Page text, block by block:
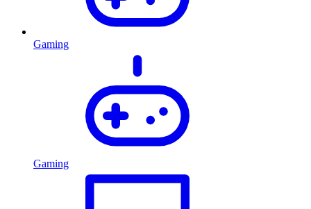
Gaming
Gaming